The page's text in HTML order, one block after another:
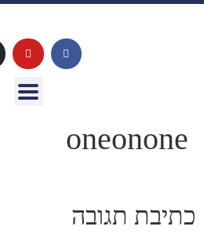
oneonone
כתיבת תגובה